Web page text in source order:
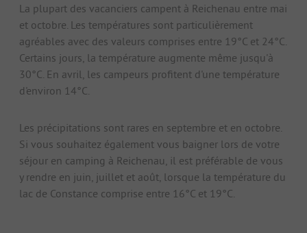
La plupart des vacanciers campent à Reichenau entre mai
et octobre. Les températures sont particulièrement
agréables avec des valeurs comprises entre 19°C et 24°C.
Certains jours, la température augmente même jusqu'à
30°C. En avril, les campeurs profitent d'une température
d'environ 14°C.
Les précipitations sont rares en septembre et en octobre.
Si vous souhaitez également vous baigner lors de votre
séjour en camping à Reichenau, il est préférable de vous
y rendre en juin, juillet et août, lorsque la température du
lac de Constance comprise entre 16°C et 19°C.